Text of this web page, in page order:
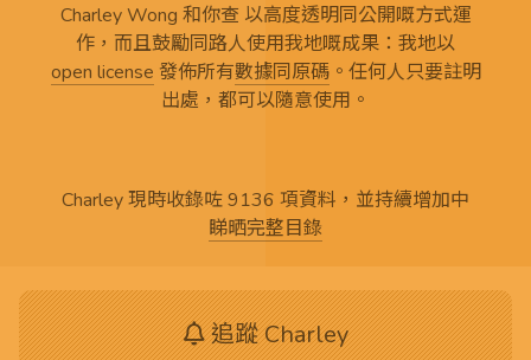
Charley Wong 和你查 以高度透明同公開嘅方式運
作，而且鼓勵同路人使用我地嘅成果：我地以
open license 發佈所有數據同原碼。任何人只要註明
出處，都可以隨意使用。
Charley 現時收錄咗 9136 項資料，並持續增加中
睇晒完整目錄
追蹤 Charley